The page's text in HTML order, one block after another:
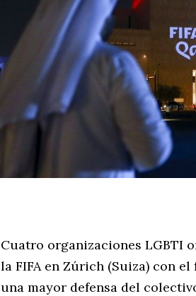
Cuatro organizaciones LGBTI
la FIFA en Zúrich (Suiza) con
una mayor defensa del